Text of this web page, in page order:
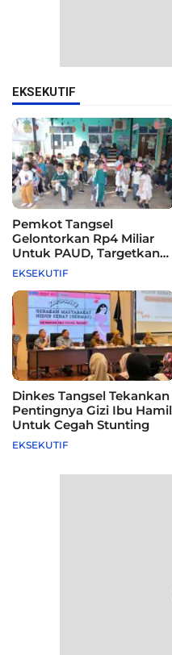
EKSEKUTIF
Pemkot Tangsel
Gelontorkan Rp4 Miliar
Untuk PAUD, Targetkan
115 Sekolah
EKSEKUTIF
Dinkes Tangsel Tekankan
Pentingnya Gizi Ibu Hamil
Untuk Cegah Stunting
EKSEKUTIF